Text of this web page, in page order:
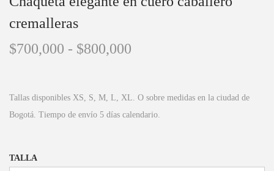
cremalleras
$700,000 - $800,000
Tallas disponibles XS, S, M, L, XL. O sobre medidas en la ciudad de
Bogotá. Tiempo de envío 5 días calendario.
TALLA